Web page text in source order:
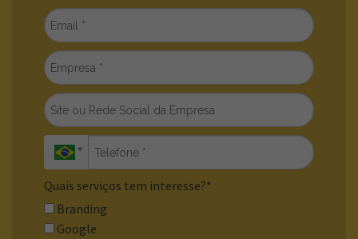
Quais serviços tem interesse?*
Branding
Google